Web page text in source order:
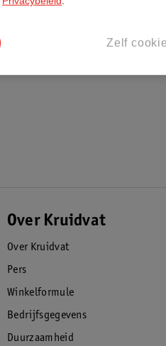
Over Kruidvat
Over Kruidvat
Pers
Winkelformule
Bedrijfsgegevens
Duurzaamheid
Zelf